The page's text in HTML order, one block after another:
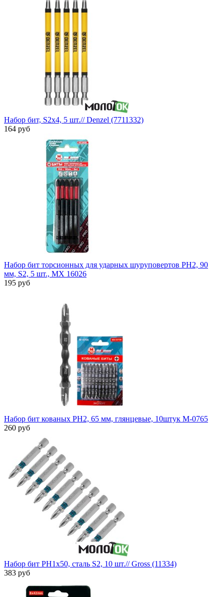
Набор бит, S2x4, 5 шт.// Denzel (7711332)
164 руб
Набор бит торсионных для ударных шуруповертов PH2, 90
мм, S2, 5 шт., MX 16026
195 руб
Набор бит кованых PH2, 65 мм, глянцевые, 10штук M-0765
260 руб
Набор бит PH1х50, сталь S2, 10 шт.// Gross (11334)
383 руб